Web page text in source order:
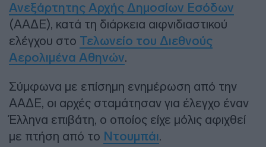
Ανεξάρτητης Αρχής Δημοσίων Εσόδων
(ΑΑΔΕ), κατά τη διάρκεια αιφνιδιαστικού
ελέγχου στο Τελωνείο του Διεθνούς
Αερολιμένα Αθηνών.
Σύμφωνα με επίσημη ενημέρωση από την
ΑΑΔΕ, οι αρχές σταμάτησαν για έλεγχο έναν
Έλληνα επιβάτη, ο οποίος είχε μόλις αφιχθεί
με πτήση από το Ντουμπάι.